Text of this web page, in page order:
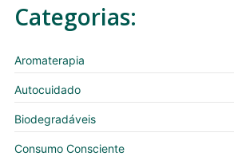
Categorias:
Aromaterapia
Autocuidado
Biodegradáveis
Consumo Consciente